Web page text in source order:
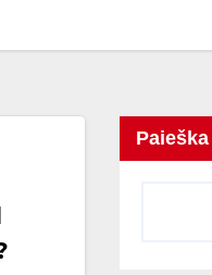
Paieška